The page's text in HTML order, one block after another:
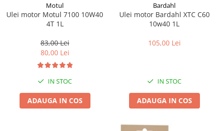
Motul
Ulei motor Motul 7100 10W40
4T 1L
83,00 Lei
80,00 Lei
IN STOC
ADAUGA IN COS
Bardahl
Ulei motor Bardahl XTC C60
10w40 1L
105,00 Lei
IN STOC
ADAUGA IN COS